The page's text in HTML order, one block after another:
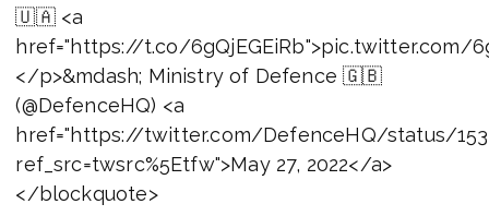
🇺🇦 <a
href="https://t.co/6gQjEGEiRb">pic.twitter.com/
</p>&mdash; Ministry of Defence 🇬🇧
(@DefenceHQ) <a
href="https://twitter.com/DefenceHQ/status/
ref_src=twsrc%5Etfw">May 27, 2022</a>
</blockquote>